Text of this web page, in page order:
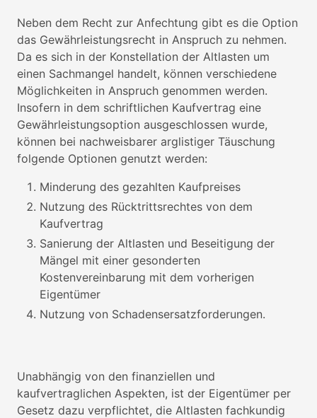
Neben dem Recht zur Anfechtung gibt es die Option
das Gewährleistungsrecht in Anspruch zu nehmen.
Da es sich in der Konstellation der Altlasten um
einen Sachmangel handelt, können verschiedene
Möglichkeiten in Anspruch genommen werden.
Insofern in dem schriftlichen Kaufvertrag eine
Gewährleistungsoption ausgeschlossen wurde,
können bei nachweisbarer arglistiger Täuschung
folgende Optionen genutzt werden:
Minderung des gezahlten Kaufpreises
Nutzung des Rücktrittsrechtes von dem
Kaufvertrag
Sanierung der Altlasten und Beseitigung der
Mängel mit einer gesonderten
Kostenvereinbarung mit dem vorherigen
Eigentümer
Nutzung von Schadensersatzforderungen.
Unabhängig von den finanziellen und
kaufvertraglichen Aspekten, ist der Eigentümer per
Gesetz dazu verpflichtet, die Altlasten fachkundig